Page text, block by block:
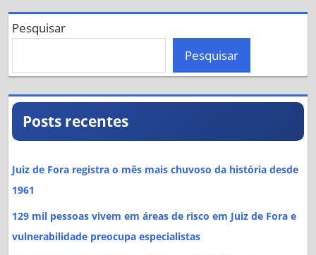
Pesquisar
Pesquisar
Posts recentes
Juiz de Fora registra o mês mais chuvoso da história desde
1961
129 mil pessoas vivem em áreas de risco em Juiz de Fora e
vulnerabilidade preocupa especialistas